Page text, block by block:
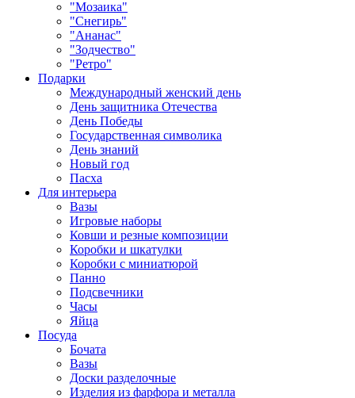
"Мозаика"
"Снегирь"
"Ананас"
"Зодчество"
"Ретро"
Подарки
Международный женский день
День защитника Отечества
День Победы
Государственная символика
День знаний
Новый год
Пасха
Для интерьера
Вазы
Игровые наборы
Ковши и резные композиции
Коробки и шкатулки
Коробки с миниатюрой
Панно
Подсвечники
Часы
Яйца
Посуда
Бочата
Вазы
Доски разделочные
Изделия из фарфора и металла